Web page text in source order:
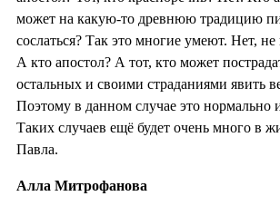
может на какую-то древнюю традицию
сослаться? Так это многие умеют. Нет, не
А кто апостол? А тот, кто может
остальных и своими страданиями явить
Поэтому в данном случае это нормально
Таких случаев ещё будет очень много в
Павла.
Алла Митрофанова